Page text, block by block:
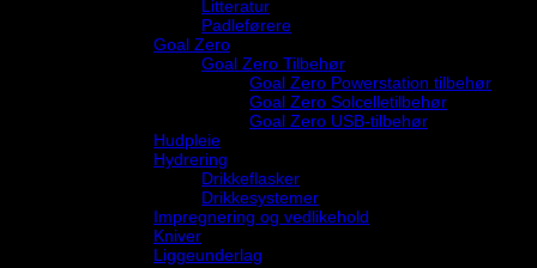
Litteratur
Padleførere
Goal Zero
Goal Zero Tilbehør
Goal Zero Powerstation tilbehør
Goal Zero Solcelletilbehør
Goal Zero USB-tilbehør
Hudpleie
Hydrering
Drikkeflasker
Drikkesystemer
Impregnering og vedlikehold
Kniver
Liggeunderlag